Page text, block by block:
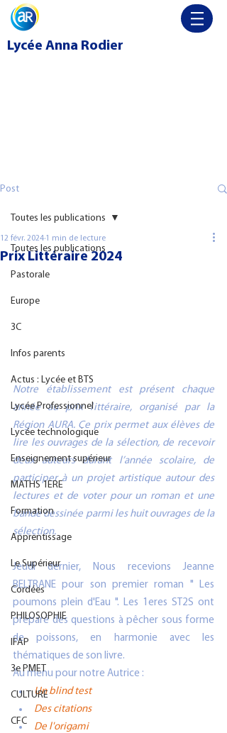
Lycée Anna Rodier
Post
Toutes les publications
Pastorale
Europe
3C
Infos parents
Actus : Lycée et BTS
Lycée Professionnel
Lycée technologique
Enseignement supérieur
MATHS 1ERE
Formation
Apprentissage
Le Supérieur
Cordées
PHILOSOPHIE
IFAP
3e PMET
CULTURE
CFC
Toutes les publications
Prix Littéraire 2024
12 févr. 2024 1 min de lecture
Notre établissement est présent chaque
année au prix littéraire, organisé par la
Région AURA. Ce prix permet aux élèves de
lire les ouvrages de la sélection, de recevoir
deux auteurs durant l’année scolaire, de
participer à un projet artistique autour des
lectures et de voter pour un roman et une
bande dessinée parmi les huit ouvrages de la
sélection.
Jeudi dernier, Nous recevions Jeanne
BELTRANE pour son premier roman " Les
poumons plein d'Eau ". Les 1eres ST2S ont
préparé des questions à pêcher sous forme
de poissons, en harmonie avec les
thématiques de son livre.
Au menu pour notre Autrice :
Un blind test
Des citations
De l'origami